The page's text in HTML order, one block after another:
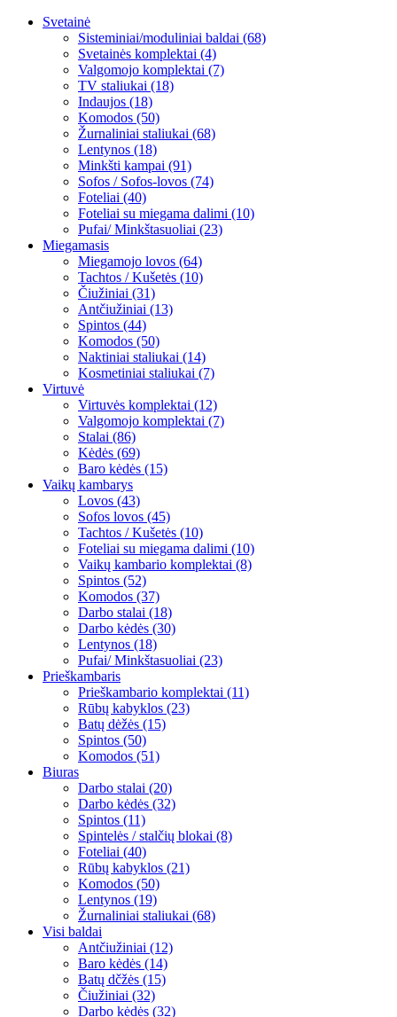
Svetainė
Sisteminiai/moduliniai baldai (68)
Svetainės komplektai (4)
Valgomojo komplektai (7)
TV staliukai (18)
Indaujos (18)
Komodos (50)
Žurnaliniai staliukai (68)
Lentynos (18)
Minkšti kampai (91)
Sofos / Sofos-lovos (74)
Foteliai (40)
Foteliai su miegama dalimi (10)
Pufai/ Minkštasuoliai (23)
Miegamasis
Miegamojo lovos (64)
Tachtos / Kušetės (10)
Čiužiniai (31)
Antčiužiniai (13)
Spintos (44)
Komodos (50)
Naktiniai staliukai (14)
Kosmetiniai staliukai (7)
Virtuvė
Virtuvės komplektai (12)
Valgomojo komplektai (7)
Stalai (86)
Kėdės (69)
Baro kėdės (15)
Vaikų kambarys
Lovos (43)
Sofos lovos (45)
Tachtos / Kušetės (10)
Foteliai su miegama dalimi (10)
Vaikų kambario komplektai (8)
Spintos (52)
Komodos (37)
Darbo stalai (18)
Darbo kėdės (30)
Lentynos (18)
Pufai/ Minkštasuoliai (23)
Prieškambaris
Prieškambario komplektai (11)
Rūbų kabyklos (23)
Batų dėžės (15)
Spintos (50)
Komodos (51)
Biuras
Darbo stalai (20)
Darbo kėdės (32)
Spintos (11)
Spintelės / stalčių blokai (8)
Foteliai (40)
Rūbų kabyklos (21)
Komodos (50)
Lentynos (19)
Žurnaliniai staliukai (68)
Visi baldai
Antčiužiniai (12)
Baro kėdės (14)
Batų dčžės (15)
Čiužiniai (32)
Darbo kėdės (32)